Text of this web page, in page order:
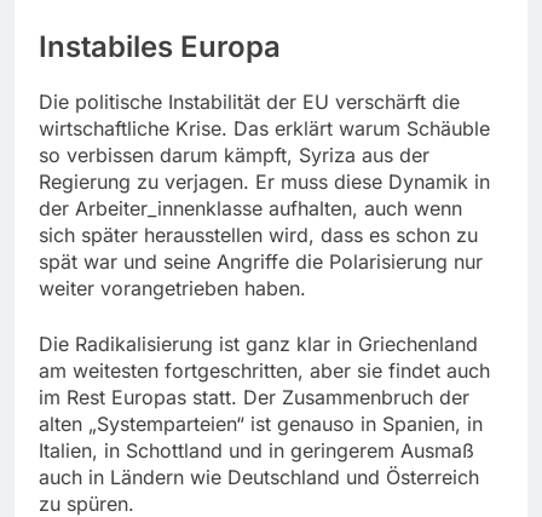
Instabiles Europa
Die politische Instabilität der EU verschärft die
wirtschaftliche Krise. Das erklärt warum Schäuble
so verbissen darum kämpft, Syriza aus der
Regierung zu verjagen. Er muss diese Dynamik in
der Arbeiter_innenklasse aufhalten, auch wenn
sich später herausstellen wird, dass es schon zu
spät war und seine Angriffe die Polarisierung nur
weiter vorangetrieben haben.
Die Radikalisierung ist ganz klar in Griechenland
am weitesten fortgeschritten, aber sie findet auch
im Rest Europas statt. Der Zusammenbruch der
alten „Systemparteien“ ist genauso in Spanien, in
Italien, in Schottland und in geringerem Ausmaß
auch in Ländern wie Deutschland und Österreich
zu spüren.